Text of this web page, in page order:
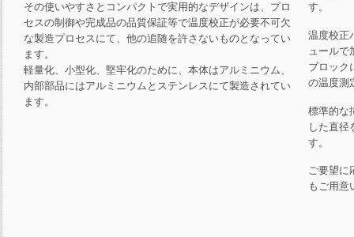
その使いやすさとコンパクトで実用的なデザインは、プロ
セスの制御や完成品の品質保証等で温度校正が必要不可欠
な製造プロセスにて、他の追随を許さないものとなってい
ます。
軽量化、小型化、堅牢化のために、本体はアルミニウム、
内部部品にはアルミニウムとステンレスにて製造されてい
ます。
す。
温度校正
ュールで
ブロック
の温度測
標準的な
した直径
す。
ご要望に
もご用意